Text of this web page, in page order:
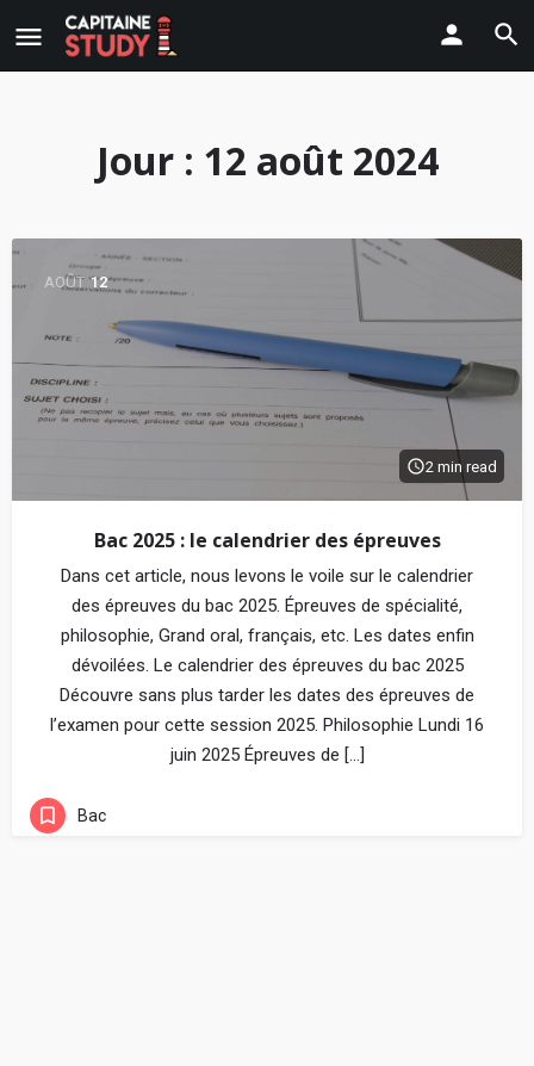
Jour : 12 août 2024
AOÛT 12
2 min read
Bac 2025 : le calendrier des épreuves
Dans cet article, nous levons le voile sur le calendrier
des épreuves du bac 2025. Épreuves de spécialité,
philosophie, Grand oral, français, etc. Les dates enfin
dévoilées. Le calendrier des épreuves du bac 2025
Découvre sans plus tarder les dates des épreuves de
l’examen pour cette session 2025. Philosophie Lundi 16
juin 2025 Épreuves de […]
Bac